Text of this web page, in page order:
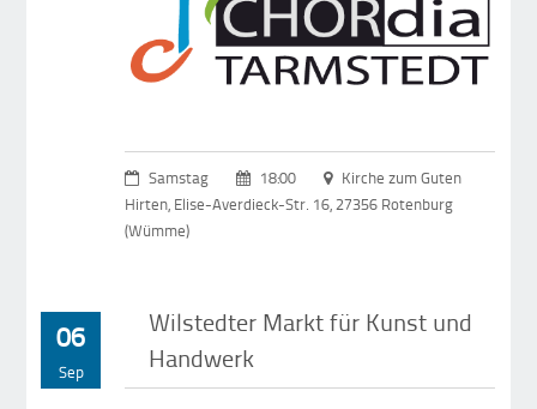
Samstag 18:00
Kirche zum Guten
Hirten, Elise-Averdieck-Str. 16, 27356 Rotenburg
(Wümme)
06
Sep
Wilstedter Markt für Kunst und
Handwerk